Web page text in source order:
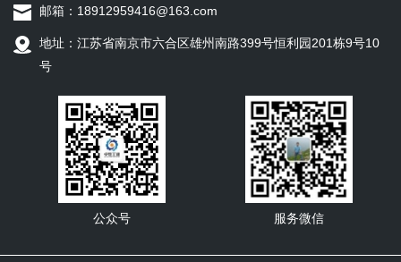
邮箱：18912959416@163.com
地址：江苏省南京市六合区雄州南路399号恒利园201栋9号10
号
公众号 服务微信